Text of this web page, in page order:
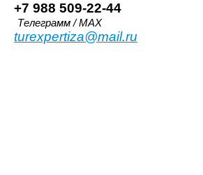
+7 988 509-22-44
Телеграмм / MAX
turexpertiza@mail.ru